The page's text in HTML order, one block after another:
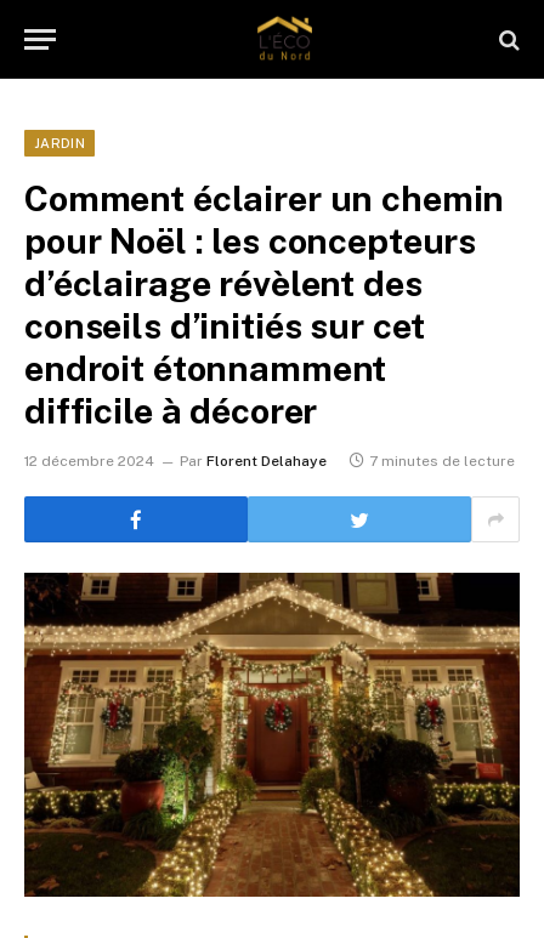
JARDIN
Comment éclairer un chemin
pour Noël : les concepteurs
d’éclairage révèlent des
conseils d’initiés sur cet
endroit étonnamment
difficile à décorer
12 décembre 2024 Par Florent Delahaye 7 minutes de lecture